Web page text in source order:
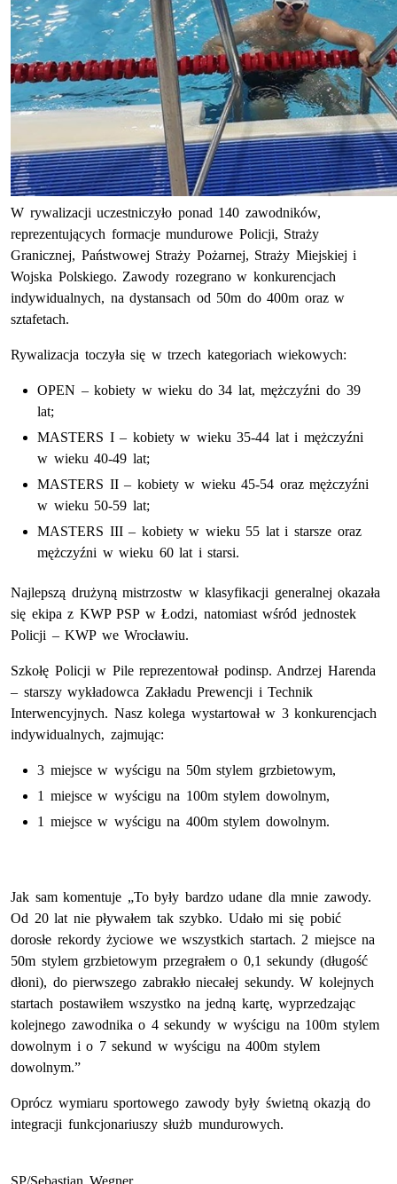
W rywalizacji uczestniczyło ponad 140 zawodników,
reprezentujących formacje mundurowe Policji, Straży
Granicznej, Państwowej Straży Pożarnej, Straży Miejskiej i
Wojska Polskiego. Zawody rozegrano w konkurencjach
indywidualnych, na dystansach od 50m do 400m oraz w
sztafetach.
Rywalizacja toczyła się w trzech kategoriach wiekowych:
OPEN – kobiety w wieku do 34 lat, mężczyźni do 39
lat;
MASTERS I – kobiety w wieku 35-44 lat i mężczyźni
w wieku 40-49 lat;
MASTERS II – kobiety w wieku 45-54 oraz mężczyźni
w wieku 50-59 lat;
MASTERS III – kobiety w wieku 55 lat i starsze oraz
mężczyźni w wieku 60 lat i starsi.
Najlepszą drużyną mistrzostw w klasyfikacji generalnej okazała
się ekipa z KWP PSP w Łodzi, natomiast wśród jednostek
Policji – KWP we Wrocławiu.
Szkołę Policji w Pile reprezentował podinsp. Andrzej Harenda
– starszy wykładowca Zakładu Prewencji i Technik
Interwencyjnych. Nasz kolega wystartował w 3 konkurencjach
indywidualnych, zajmując:
3 miejsce w wyścigu na 50m stylem grzbietowym,
1 miejsce w wyścigu na 100m stylem dowolnym,
1 miejsce w wyścigu na 400m stylem dowolnym.
Jak sam komentuje „To były bardzo udane dla mnie zawody.
Od 20 lat nie pływałem tak szybko. Udało mi się pobić
dorosłe rekordy życiowe we wszystkich startach. 2 miejsce na
50m stylem grzbietowym przegrałem o 0,1 sekundy (długość
dłoni), do pierwszego zabrakło niecałej sekundy. W kolejnych
startach postawiłem wszystko na jedną kartę, wyprzedzając
kolejnego zawodnika o 4 sekundy w wyścigu na 100m stylem
dowolnym i o 7 sekund w wyścigu na 400m stylem
dowolnym.”
Oprócz wymiaru sportowego zawody były świetną okazją do
integracji funkcjonariuszy służb mundurowych.
SP/Sebastian Wegner